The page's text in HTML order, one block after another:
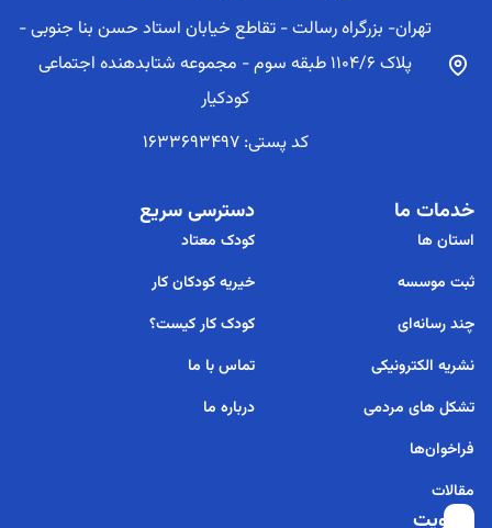
تهران- بزرگراه رسالت - تقاطع خیابان استاد حسن بنا جنوبی -
پلاک 1104/6 طبقه سوم - مجموعه شتابدهنده اجتماعی
کودکیار
کد پستی: 1633693497
خدمات ما
استان ها
ثبت موسسه
چند رسانه‌ای
نشریه الکترونیکی
تشکل های مردمی
فراخوان‌ها
مقالات
دسترسی سریع
کودک معتاد
خیریه کودکان کار
کودک کار کیست؟
تماس با ما
درباره ما
عضویت
برای